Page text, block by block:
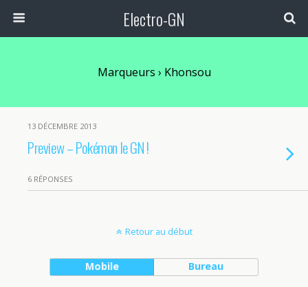
Electro-GN
Marqueurs › Khonsou
13 DÉCEMBRE 2013
Preview – Pokémon le GN !
6 RÉPONSES
Retour au début
Mobile Bureau